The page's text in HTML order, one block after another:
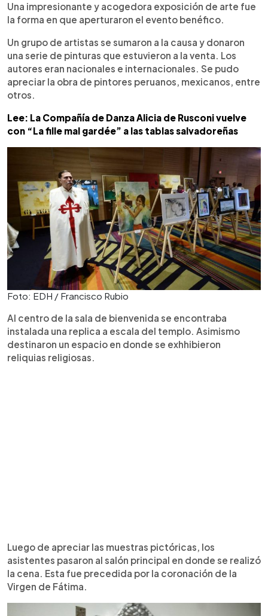
Una impresionante y acogedora exposición de arte fue
la forma en que aperturaron el evento benéfico.
Un grupo de artistas se sumaron a la causa y donaron
una serie de pinturas que estuvieron a la venta. Los
autores eran nacionales e internacionales. Se pudo
apreciar la obra de pintores peruanos, mexicanos, entre
otros.
Lee: La Compañía de Danza Alicia de Rusconi vuelve
con “La fille mal gardée” a las tablas salvadoreñas
Foto: EDH / Francisco Rubio
Al centro de la sala de bienvenida se encontraba
instalada una replica a escala del templo. Asimismo
destinaron un espacio en donde se exhhibieron
reliquias religiosas.
Luego de apreciar las muestras pictóricas, los
asistentes pasaron al salón principal en donde se realizó
la cena. Esta fue precedida por la coronación de la
Virgen de Fátima.